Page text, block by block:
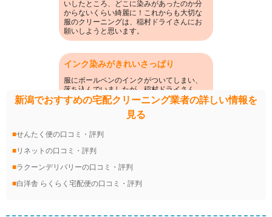
いしたところ、どこに染みがあったのか分
からないくらい綺麗に！これからも大切な
服のクリーニングは、稲村ドライさんにお
願いしようと思います。
インク染みがきれいさっぱり
服にボールペンのインクがついてしまい、
落ち込んでいましたが、稲村ドライさん
に、綺麗さっぱり落としていただけまし
た。 大事にしていた服だったので、とても
新潟でおすすめの宅配クリーニング業者の詳しい情報を
見る
せんたく便の口コミ・評判
リネットの口コミ・評判
ラクーンデリバリーの口コミ・評判
白洋舎 らくらく宅配便の口コミ・評判